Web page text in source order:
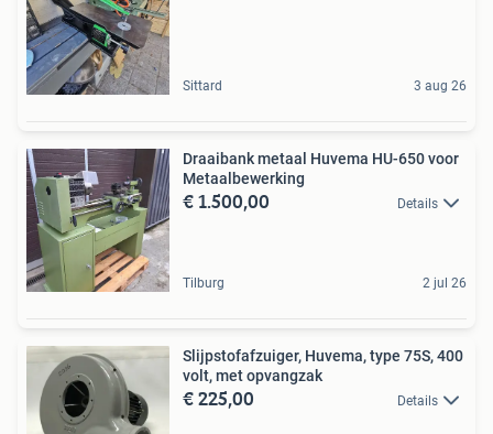
Sittard 3 aug 26
Draaibank metaal Huvema HU-650 voor
Metaalbewerking
€ 1.500,00 Details
Tilburg 2 jul 26
Slijpstofafzuiger, Huvema, type 75S, 400
volt, met opvangzak
€ 225,00 Details